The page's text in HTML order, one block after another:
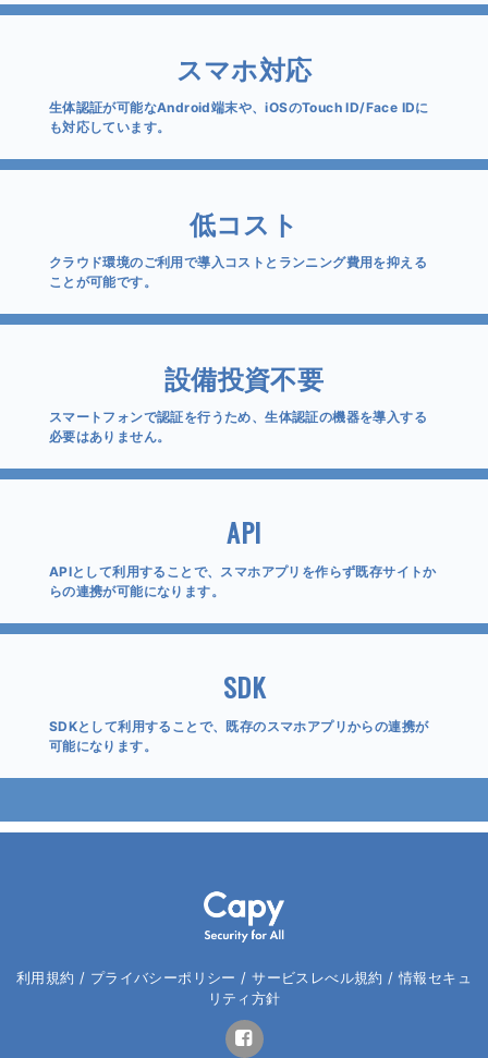
スマホ対応
生体認証が可能なAndroid端末や、iOSのTouch ID/Face IDに
も対応しています。
低コスト
クラウド環境のご利用で導入コストとランニング費用を抑える
ことが可能です。
設備投資不要
スマートフォンで認証を行うため、生体認証の機器を導入する
必要はありません。
API
APIとして利用することで、スマホアプリを作らず既存サイトか
らの連携が可能になります。
SDK
SDKとして利用することで、既存のスマホアプリからの連携が
可能になります。
利用規約 / プライバシーポリシー /サービスレべル規約 / 情報セキュ
リティ方針